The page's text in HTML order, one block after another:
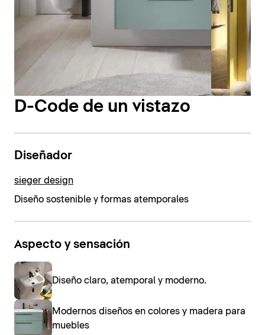
D-Code de un vistazo
Diseñador
sieger design
Diseño sostenible y formas atemporales
Aspecto y sensación
Diseño claro, atemporal y moderno.
Modernos diseños en colores y madera para
muebles